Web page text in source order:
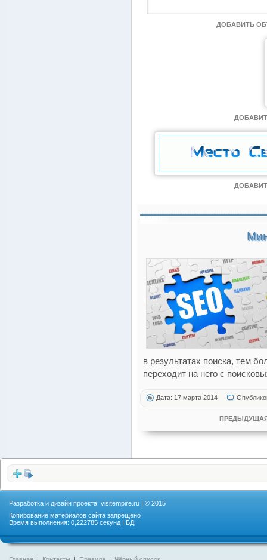
ДОБАВИТЬ
в результатах поиска, тем
переходит на него с
Дата: 17 марта 2014
Разработка и дизайн проекта: visitempire.ru | © 2015
Копирование материалов сайта запрещено
Время выполнения: 0,222785 секунд | БД: